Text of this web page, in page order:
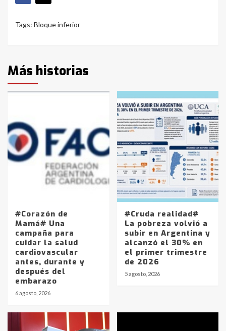
Tags: Bloque inferior
Más historias
#Corazón de
Mamá# Una
campaña para
cuidar la salud
cardiovascular
antes, durante y
después del
embarazo
6 agosto, 2026
#Cruda realidad#
La pobreza volvió a
subir en Argentina y
alcanzó el 30% en
el primer trimestre
de 2026
5 agosto, 2026